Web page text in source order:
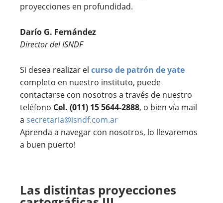
proyecciones en profundidad.
Darío G. Fernández
Director del ISNDF
Si desea realizar el curso de patrón de yate
completo en nuestro instituto, puede
contactarse con nosotros a través de nuestro
teléfono Cel. (011) 15 5644-2888, o bien vía mail
a secretaria@isndf.com.ar
Aprenda a navegar con nosotros, lo llevaremos
a buen puerto!
Las distintas proyecciones